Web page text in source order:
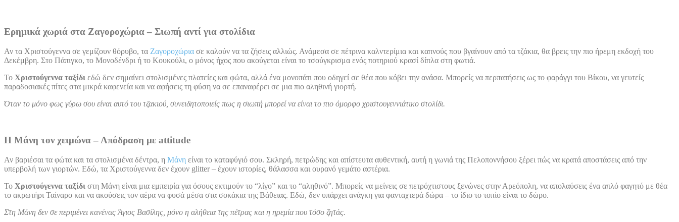
Ερημικά χωριά στα Ζαγοροχώρια – Σιωπή αντί για στολίδια
Αν τα Χριστούγεννα σε γεμίζουν θόρυβο, τα Ζαγοροχώρια σε καλούν να τα ζήσεις αλλιώς. Ανάμεσα σε πέτρινα καλντερίμια και καπνούς που βγαίνουν από τα τζάκια, θα βρεις την πιο ήρεμη εκδοχή του
Δεκέμβρη. Στο Πάπιγκο, το Μονοδένδρι ή το Κουκούλι, ο μόνος ήχος που ακούγεται είναι το τσούγκρισμα ενός ποτηριού κρασί δίπλα στη φωτιά.
Το Χριστούγεννα ταξίδι εδώ δεν σημαίνει στολισμένες πλατείες και φώτα, αλλά ένα μονοπάτι που οδηγεί σε θέα που κόβει την ανάσα. Μπορείς να περπατήσεις ως το φαράγγι του Βίκου, να γευτείς
παραδοσιακές πίτες στα μικρά καφενεία και να αφήσεις τη φύση να σε επαναφέρει σε μια πιο αληθινή γιορτή.
Όταν το μόνο φως γύρω σου είναι αυτό του τζακιού, συνειδητοποιείς πως η σιωπή μπορεί να είναι το πιο όμορφο χριστουγεννιάτικο στολίδι.
Η Μάνη τον χειμώνα – Απόδραση με attitude
Αν βαριέσαι τα φώτα και τα στολισμένα δέντρα, η Μάνη είναι το καταφύγιό σου. Σκληρή, πετρώδης και απίστευτα αυθεντική, αυτή η γωνιά της Πελοποννήσου ξέρει πώς να κρατά αποστάσεις από την
υπερβολή των γιορτών. Εδώ, τα Χριστούγεννα δεν έχουν glitter – έχουν ιστορίες, θάλασσα και ουρανό γεμάτο αστέρια.
Το Χριστούγεννα ταξίδι στη Μάνη είναι μια εμπειρία για όσους εκτιμούν το “λίγο” και το “αληθινό”. Μπορείς να μείνεις σε πετρόχτιστους ξενώνες στην Αρεόπολη, να απολαύσεις ένα απλό φαγητό με θέα
το ακρωτήρι Ταίναρο και να ακούσεις τον αέρα να φυσά μέσα στα σοκάκια της Βάθειας. Εδώ, δεν υπάρχει ανάγκη για φανταχτερά δώρα – το ίδιο το τοπίο είναι το δώρο.
Στη Μάνη δεν σε περιμένει κανένας Άγιος Βασίλης, μόνο η αλήθεια της πέτρας και η ηρεμία που τόσο ζητάς.